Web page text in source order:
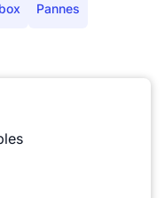
Pannes